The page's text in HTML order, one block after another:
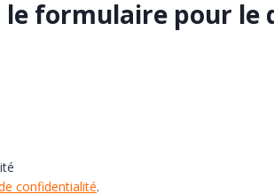
le formulaire pour
confidentialité.